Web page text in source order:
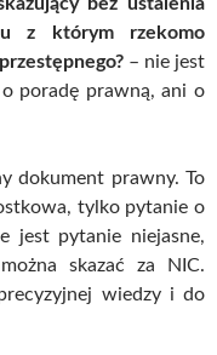
z którym rzekomo
– nie jest
poradę prawną, ani o
dokument prawny. To
tylko pytanie o
jest pytanie niejasne,
skazać za NIC.
wiedzy i do